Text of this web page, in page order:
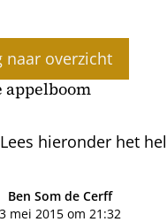
naar overzicht
appelboom
hieronder het
Ben Som de Cerff
3 mei 2015 om 21:32